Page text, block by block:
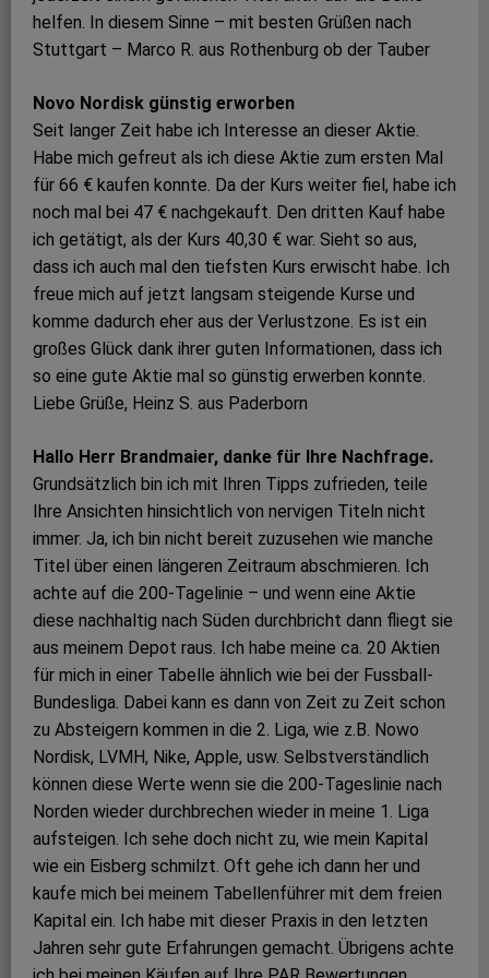
helfen. In diesem Sinne – mit besten Grüßen nach
Stuttgart – Marco R. aus Rothenburg ob der Tauber
Novo Nordisk günstig erworben
Seit langer Zeit habe ich Interesse an dieser Aktie.
Habe mich gefreut als ich diese Aktie zum ersten Mal
für 66 € kaufen konnte. Da der Kurs weiter fiel, habe ich
noch mal bei 47 € nachgekauft. Den dritten Kauf habe
ich getätigt, als der Kurs 40,30 € war. Sieht so aus,
dass ich auch mal den tiefsten Kurs erwischt habe. Ich
freue mich auf jetzt langsam steigende Kurse und
komme dadurch eher aus der Verlustzone. Es ist ein
großes Glück dank ihrer guten Informationen, dass ich
so eine gute Aktie mal so günstig erwerben konnte.
Liebe Grüße, Heinz S. aus Paderborn
Hallo Herr Brandmaier, danke für Ihre Nachfrage.
Grundsätzlich bin ich mit Ihren Tipps zufrieden, teile
Ihre Ansichten hinsichtlich von nervigen Titeln nicht
immer. Ja, ich bin nicht bereit zuzusehen wie manche
Titel über einen längeren Zeitraum abschmieren. Ich
achte auf die 200-Tagelinie – und wenn eine Aktie
diese nachhaltig nach Süden durchbricht dann fliegt sie
aus meinem Depot raus. Ich habe meine ca. 20 Aktien
für mich in einer Tabelle ähnlich wie bei der Fussball-
Bundesliga. Dabei kann es dann von Zeit zu Zeit schon
zu Absteigern kommen in die 2. Liga, wie z.B. Nowo
Nordisk, LVMH, Nike, Apple, usw. Selbstverständlich
können diese Werte wenn sie die 200-Tageslinie nach
Norden wieder durchbrechen wieder in meine 1. Liga
aufsteigen. Ich sehe doch nicht zu, wie mein Kapital
wie ein Eisberg schmilzt. Oft gehe ich dann her und
kaufe mich bei meinem Tabellenführer mit dem freien
Kapital ein. Ich habe mit dieser Praxis in den letzten
Jahren sehr gute Erfahrungen gemacht. Übrigens achte